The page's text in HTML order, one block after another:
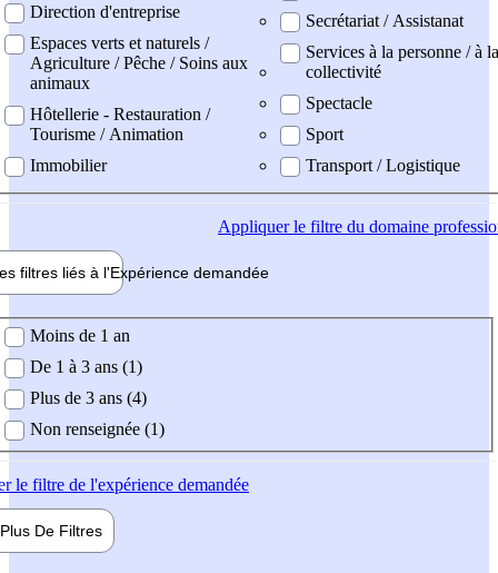
Direction d'entreprise
Espaces verts et naturels /
Agriculture / Pêche / Soins aux
animaux
Hôtellerie - Restauration /
Tourisme / Animation
Immobilier
Secrétariat / Assistanat
Services à la personne / à la
collectivité
Spectacle
Sport
Transport / Logistique
Appliquerle filtre du domaine
filtres liés à l'Expérience demandée
demandée
Moins de 1 an
De 1 à 3 ans (1)
Plus de 3 ans (4)
Non renseignée (1)
le filtre de l'expérience demandée
Plus De Filtres